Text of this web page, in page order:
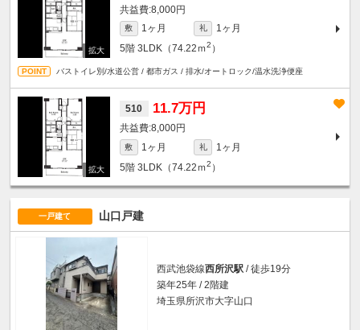
8,000円
敷 1ヶ月 礼
1ヶ月
5階 3LDK（74.22ｍ2 ）
バストイレ別/水道公営 / 都市ガス / 排水/オートロック/温水洗浄便座
510 11.7万円
8,000円
敷 1ヶ月 礼
1ヶ月
5階 3LDK（74.22ｍ2 ）
一戸建て 山口戸建
西武池袋線西所沢駅 / 徒歩19分
築年25年 / 2階建
埼玉県所沢市大字山口